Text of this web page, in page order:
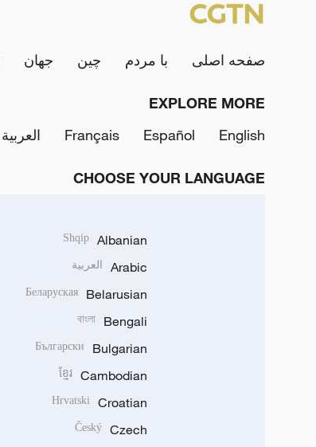
صفحه اصلی با مردم چین جهان
EXPLORE MORE
English
Español
Français العربية
CHOOSE YOUR LANGUAGE
Albanian
Shqip
Arabic العربية
Belarusian
Беларуская
Bengali
বাংলা
Bulgarian
Български
Cambodian
ខ្មែរ
Croatian
Hrvatski
Czech
Český